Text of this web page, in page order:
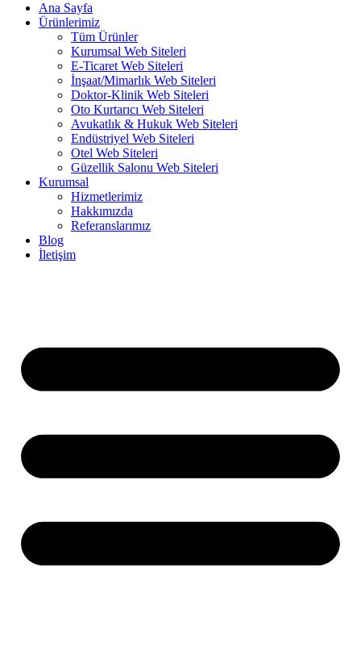
Ana Sayfa
Ürünlerimiz
Tüm Ürünler
Kurumsal Web Siteleri
E-Ticaret Web Siteleri
İnşaat/Mimarlık Web Siteleri
Doktor-Klinik Web Siteleri
Oto Kurtarıcı Web Siteleri
Avukatlık & Hukuk Web Siteleri
Endüstriyel Web Siteleri
Otel Web Siteleri
Güzellik Salonu Web Siteleri
Kurumsal
Hizmetlerimiz
Hakkımızda
Referanslarımız
Blog
İletişim